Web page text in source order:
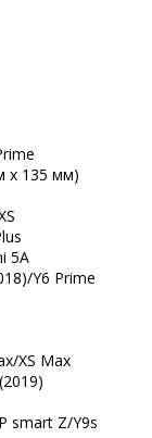
x 135 мм)
5A
Y6 Prime
XS Max
smart Z/Y9s